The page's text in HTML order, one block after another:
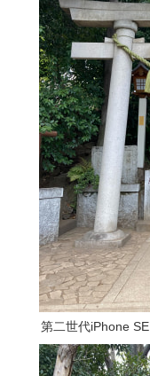
第二世代iPhone SE